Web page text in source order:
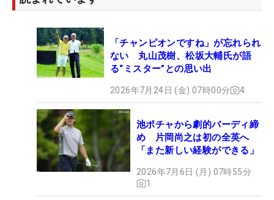
「チャンピオンですね」が忘れられ
ない 丸山茂樹、松坂大輔氏が語
る“ミスター”との思い出
2026年7月24日 (金) 07時00分 4
池ポチャから劇的バーディ締
め 片岡尚之は初の全英へ
「また新しい経験ができる」
2026年7月6日 (月) 07時55分
1